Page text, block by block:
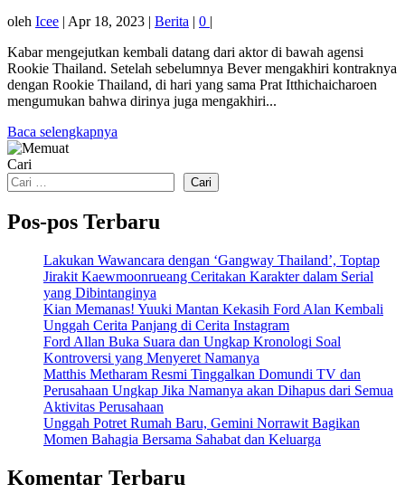
oleh Icee | Apr 18, 2023 | Berita | 0 |
Kabar mengejutkan kembali datang dari aktor di bawah agensi
Rookie Thailand. Setelah sebelumnya Bever mengakhiri kontraknya
dengan Rookie Thailand, di hari yang sama Prat Itthichaicharoen
mengumukan bahwa dirinya juga mengakhiri...
Baca selengkapnya
Cari
Cari
Pos-pos Terbaru
Lakukan Wawancara dengan ‘Gangway Thailand’, Toptap
Jirakit Kaewmoonrueang Ceritakan Karakter dalam Serial
yang Dibintanginya
Kian Memanas! Yuuki Mantan Kekasih Ford Alan Kembali
Unggah Cerita Panjang di Cerita Instagram
Ford Allan Buka Suara dan Ungkap Kronologi Soal
Kontroversi yang Menyeret Namanya
Matthis Metharam Resmi Tinggalkan Domundi TV dan
Perusahaan Ungkap Jika Namanya akan Dihapus dari Semua
Aktivitas Perusahaan
Unggah Potret Rumah Baru, Gemini Norrawit Bagikan
Momen Bahagia Bersama Sahabat dan Keluarga
Komentar Terbaru